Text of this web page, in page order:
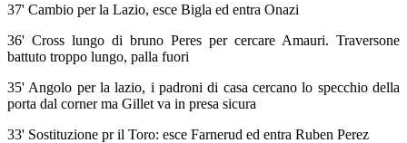
37' Cambio per la Lazio, esce Bigla ed entra Onazi
36' Cross lungo di bruno Peres per cercare Amauri. Traversone
battuto troppo lungo, palla fuori
35' Angolo per la lazio, i padroni di casa cercano lo specchio della
porta dal corner ma Gillet va in presa sicura
33' Sostituzione pr il Toro: esce Farnerud ed entra Ruben Perez